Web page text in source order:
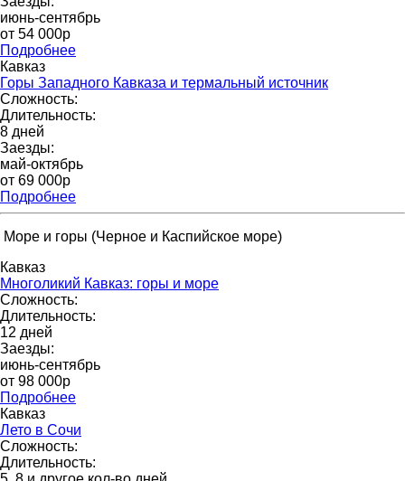
июнь-сентябрь
от 54 000р
Подробнее
Кавказ
Горы Западного Кавказа и термальный источник
Сложность:
Длительность:
8 дней
Заезды:
май-октябрь
от 69 000p
Подробнее
Море и горы (Черное и Каспийское море)
Кавказ
Многоликий Кавказ: горы и море
Сложность:
Длительность:
12 дней
Заезды:
июнь-сентябрь
от 98 000p
Подробнее
Кавказ
Лето в Сочи
Сложность:
Длительность: